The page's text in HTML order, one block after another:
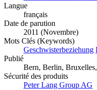
Langue
français
Date de parution
2011 (Novembre)
Mots Clés (Keywords)
Geschwisterbeziehung
Publié
Bern, Berlin,
Sécurité des produits
Peter Lang Group AG